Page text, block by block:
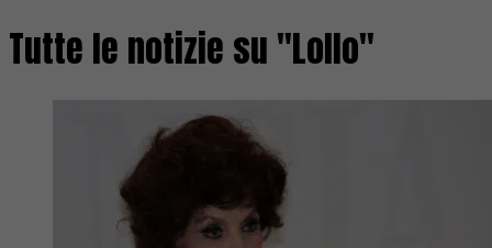
Tutte le notizie su "Lollo"